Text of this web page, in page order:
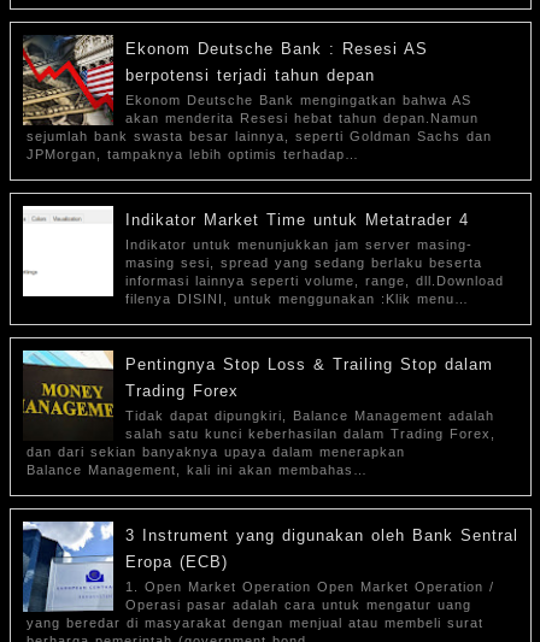
Ekonom Deutsche Bank : Resesi AS
berpotensi terjadi tahun depan
Ekonom Deutsche Bank mengingatkan bahwa AS
akan menderita Resesi hebat tahun depan.Namun
sejumlah bank swasta besar lainnya, seperti Goldman Sachs dan
JPMorgan, tampaknya lebih optimis terhadap…
Indikator Market Time untuk Metatrader 4
Indikator untuk menunjukkan jam server masing-
masing sesi, spread yang sedang berlaku beserta
informasi lainnya seperti volume, range, dll.Download
filenya DISINI, untuk menggunakan :Klik menu…
Pentingnya Stop Loss & Trailing Stop dalam
Trading Forex
Tidak dapat dipungkiri, Balance Management adalah
salah satu kunci keberhasilan dalam Trading Forex,
dan dari sekian banyaknya upaya dalam menerapkan
Balance Management, kali ini akan membahas…
3 Instrument yang digunakan oleh Bank Sentral
Eropa (ECB)
1. Open Market Operation Open Market Operation /
Operasi pasar adalah cara untuk mengatur uang
yang beredar di masyarakat dengan menjual atau membeli surat